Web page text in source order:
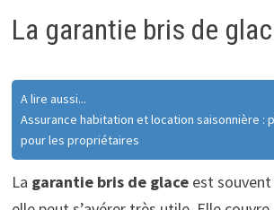
La garantie bris de
A lire aussi...
Assurance habitation et location saisonnière :
pour les propriétaires
La garantie bris de glaceest souvent